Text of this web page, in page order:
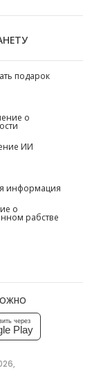
подарок
о
ИИ
информация
о
рабстве
через
Play
,